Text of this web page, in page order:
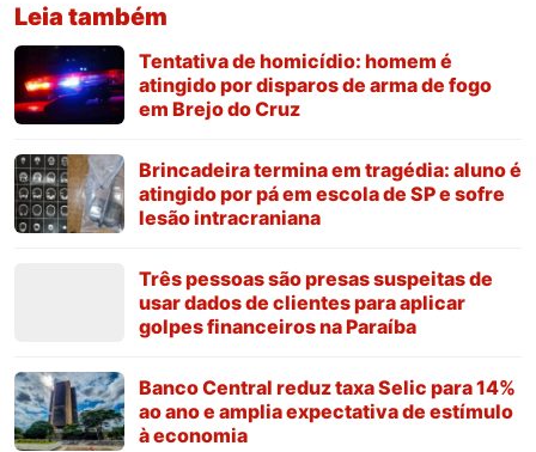
Leia também
Tentativa de homicídio: homem é
atingido por disparos de arma de fogo
em Brejo do Cruz
Brincadeira termina em tragédia: aluno é
atingido por pá em escola de SP e sofre
lesão intracraniana
Três pessoas são presas suspeitas de
usar dados de clientes para aplicar
golpes financeiros na Paraíba
Banco Central reduz taxa Selic para 14%
ao ano e amplia expectativa de estímulo
à economia